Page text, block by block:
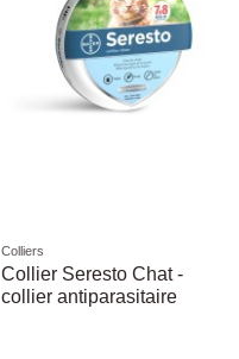
Colliers
Collier Seresto Chat -
collier antiparasitaire